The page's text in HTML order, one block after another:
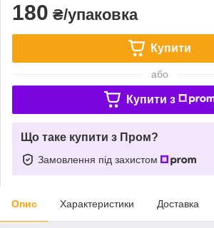
180 ₴/упаковка
Купити
або
Купити з
Що таке купити з Пром?
Замовлення під захистом
Опис Характеристики Доставка